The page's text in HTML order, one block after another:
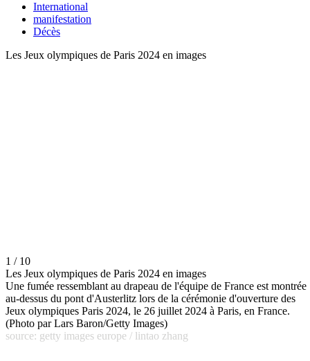
International
manifestation
Décès
Les Jeux olympiques de Paris 2024 en images
1 / 10
Les Jeux olympiques de Paris 2024 en images
Une fumée ressemblant au drapeau de l'équipe de France est montrée
au-dessus du pont d'Austerlitz lors de la cérémonie d'ouverture des
Jeux olympiques Paris 2024, le 26 juillet 2024 à Paris, en France.
(Photo par Lars Baron/Getty Images)
source: getty images europe / lintao zhang